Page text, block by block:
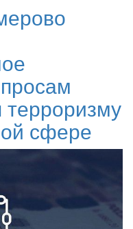
терроризму
сфере